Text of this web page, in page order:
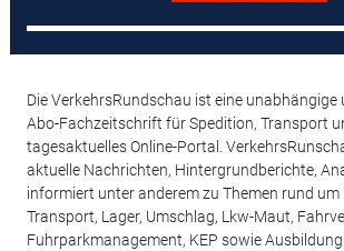
Die VerkehrsRundschau ist eine
Abo-Fachzeitschrift für Spedition, Transport
tagesaktuelles Online-Portal.
aktuelle Nachrichten, Hintergrundberichte,
informiert unter anderem zu Themen rund
Transport, Lager, Umschlag, Lkw-Maut,
Fuhrparkmanagement, KEP sowie